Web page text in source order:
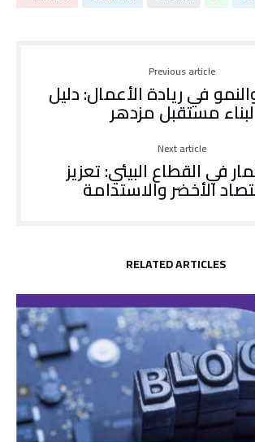
Previous article
في ريادة الأعمال: دليل
لبناء مستقبل مزدهر
Next article
في القطاع البيئي: تعزيز
الأخضر والاستدامة
RELATED ARTICLES